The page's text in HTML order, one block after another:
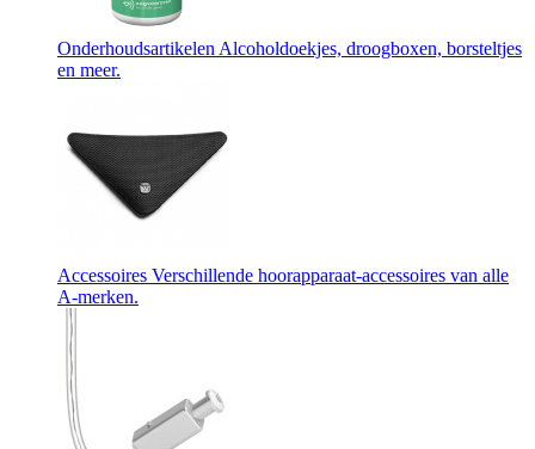
Onderhoudsartikelen Alcoholdoekjes, droogboxen, borsteltjes
en meer.
Accessoires Verschillende hoorapparaat-accessoires van alle
A-merken.